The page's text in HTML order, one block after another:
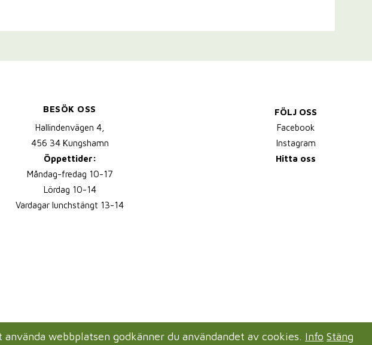
BESÖK OSS
Hallindenvägen 4,
456 34 Kungshamn
Öppettider:
Måndag-fredag 10-17
Lördag 10-14
Vardagar lunchstängt 13-14
FÖLJ OSS
Facebook
Instagram
Hitta oss
webbplatsen godkänner du användandet av cookies. Info Stäng